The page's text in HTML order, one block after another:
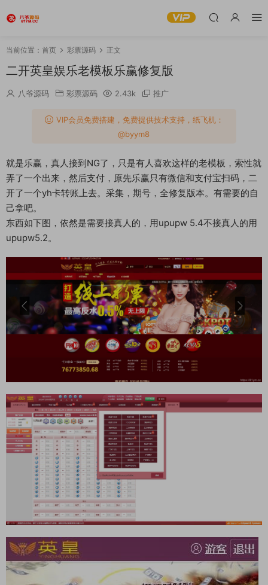
当前位置： 首页 彩票源码 正文
二开英皇娱乐老模板乐赢修复版
八爷源码 彩票源码 2.43k 推广
VIP会员免费搭建，免费提供技术支持，纸飞机：
@byym8
就是乐赢，真人接到NG了，只是有人喜欢这样的老模板，索性就
弄了一个出来，然后支付，原先乐赢只有微信和支付宝扫码，二
开了一个yh卡转账上去。采集，期号，全修复版本。有需要的自
己拿吧。
东西如下图，依然是需要接真人的，用upupw 5.4不接真人的用
upupw5.2。